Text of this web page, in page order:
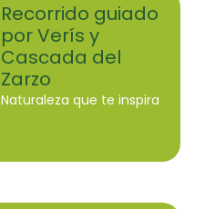
Recorrido guiado
por Verís y
Cascada del
Zarzo
Naturaleza que te inspira